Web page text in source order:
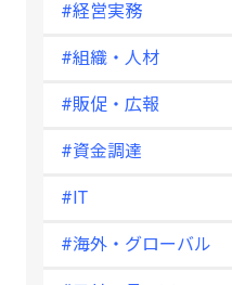
#経営実務
#組織・人材
#販促・広報
#資金調達
#IT
#海外・グローバル